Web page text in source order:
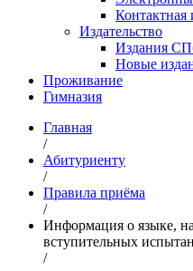
Издательство
Издания
Новые
Проживание
Гимназия
Главная
/
Абитуриенту
/
Правила приёма
/
Информация о языке, на
вступительных
/